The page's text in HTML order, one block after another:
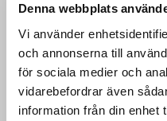
Denna webbplats
Vi använder
och annonserna till
för sociala medier och
vidarebefordrar även
information från din enhet
Upptäck våra
Se våra